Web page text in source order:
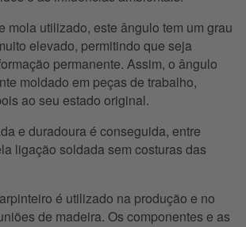
mola utilizado, este ângulo tem um grau
elevado, permitindo que seja
permanente. Assim, o ângulo
moldado em peças de trabalho,
ao seu estado original.
e duradoura é conseguida, entre
ligação soldada sem costuras das
é utilizado na produção e no
de madeira. Os componentes e as